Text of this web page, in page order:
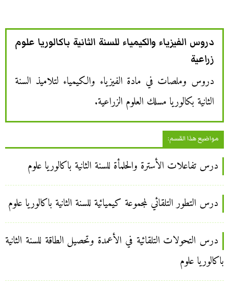
دروس الفيزياء والكيمياء للسنة الثانية باكالوريا علوم
زراعية
دروس وملصات في مادة الفيزياء والكيمياء لتلاميذ السنة
الثانية بكالوريا مسلك العلوم الزراعية.
مواضيع هذا القسم:
درس تفاعلات الأسترة والحلمأة للسنة الثانية باكالوريا علوم
درس التطور التلقائي لمجموعة كيميائية للسنة الثانية باكالوريا علوم
درس التحولات التلقائية في الأعمدة وتحصيل الطاقة للسنة الثانية
باكالوريا علوم